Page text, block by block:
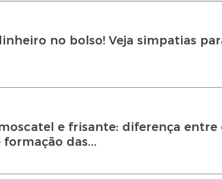
no bolso! Veja simpatias
e frisante: diferença entre
das...